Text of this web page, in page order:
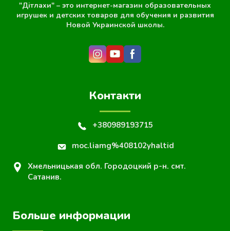
"Дітлахи" – это интернет-магазин образовательных
игрушек и детских товаров для обучения и развития
Новой Украинской школы.
Контакти
+380989193715
moc.liamg%408102yhaltid
Хмельницькая обл. Городоцкий р-н. смт.
Сатанив.
Больше информации